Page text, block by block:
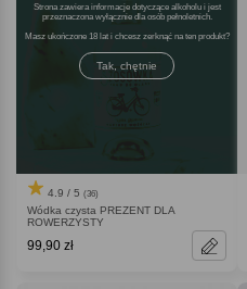
Strona zawiera informacje dotyczące alkoholu i jest
przeznaczona wyłącznie dla osób pełnoletnich.
Masz ukończone 18 lat i chcesz zerknąć na ten produkt
Tak, chętnie
4.9 / 5 (36)
Wódka czysta PREZENT DLA
ROWERZYSTY
99,90 zł